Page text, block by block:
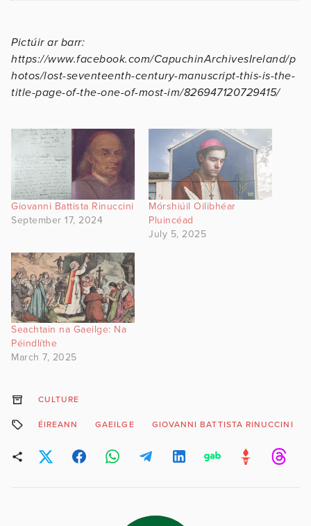
Pictúir ar barr:
https://www.facebook.com/CapuchinArchivesIreland/p
hotos/lost-seventeenth-century-manuscript-this-is-the-
title-page-of-the-one-of-most-im/826947120729415/
Giovanni Battista Rinuccini
September 17, 2024
Mórshiúil Oilibhéar
Pluincéad
July 5, 2025
Seachtain na Gaeilge: Na
Péindlíthe
March 7, 2025
CULTURE
ÉIREANN GAEILGE GIOVANNI BATTISTA RINUCCINI